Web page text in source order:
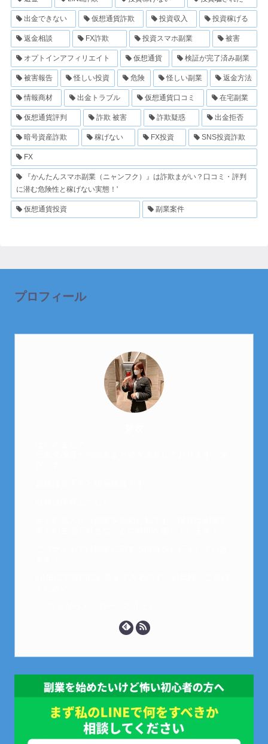
出金できない 仮想通貨詐欺 投資収入 投資稼げる
返金相談 FX詐欺 投資スマホ副業 被害
オプトインアフィリエイト 仮想通貨 検証が完了済み副業
被害報告 怪しい投資 危険 怪しい副業 返金方法
情報商材 出金トラブル 仮想通貨口コミ 在宅副業
仮想通貨評判 詐欺 被害 詐欺疑惑 出金拒否
暗号資産詐欺 稼げない FX投資 SNS投資詐欺
FX
『かんたんスマホ副業（ニャンフク）』は詐欺まがい？口コミ・評判
に潜む危険性と稼げない実態！'
仮想通貨投資 副業案件
プロフィール